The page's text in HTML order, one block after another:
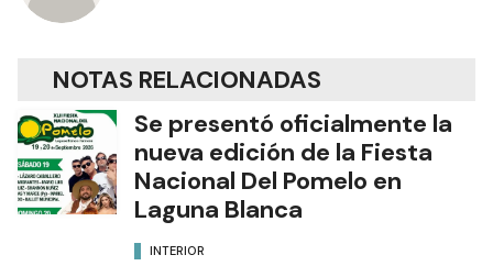
NOTAS RELACIONADAS
Se presentó oficialmente la
nueva edición de la Fiesta
Nacional Del Pomelo en
Laguna Blanca
INTERIOR